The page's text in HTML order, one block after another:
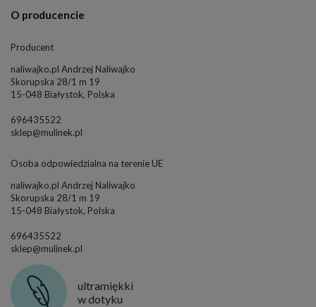
O producencie
Producent
naliwajko.pl Andrzej Naliwajko
Skorupska 28/1 m 19
15-048 Białystok, Polska
696435522
sklep@mulinek.pl
Osoba odpowiedzialna na terenie UE
naliwajko.pl Andrzej Naliwajko
Skorupska 28/1 m 19
15-048 Białystok, Polska
696435522
sklep@mulinek.pl
ultramiękki
w dotyku